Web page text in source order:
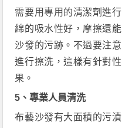
需要用專用的清潔劑進
綿的吸水性好，摩擦還
沙發的污跡。不過要注
進行擦洗，這樣有針對
果。
5、專業人員清洗
布藝沙發有大面積的污